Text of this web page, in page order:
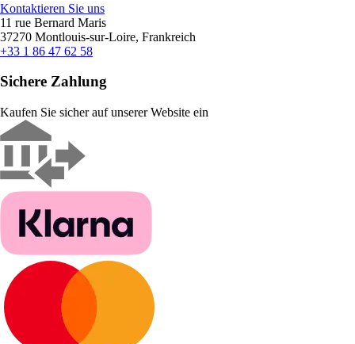
Kontaktieren Sie uns
11 rue Bernard Maris
37270 Montlouis-sur-Loire, Frankreich
+33 1 86 47 62 58
Sichere Zahlung
Kaufen Sie sicher auf unserer Website ein